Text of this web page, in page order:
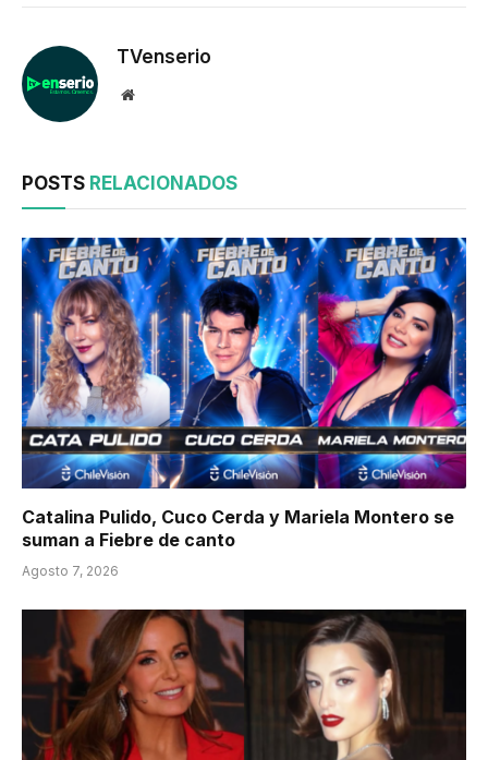
TVenserio
Website
POSTS RELACIONADOS
Catalina Pulido, Cuco Cerda y Mariela Montero se
suman a Fiebre de canto
Agosto 7, 2026